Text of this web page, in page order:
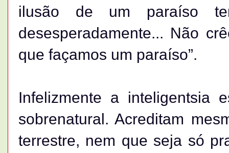
ilusão de um paraíso
desesperadamente... Não
que façamos um paraíso”.
Infelizmente a inteligentsia
sobrenatural. Acreditam
terrestre, nem que seja só